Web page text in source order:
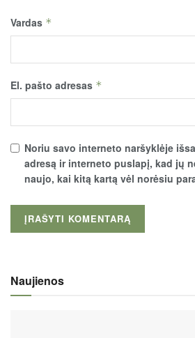
Vardas *
El. pašto adresas *
Noriu savo interneto naršyklėje
adresą ir interneto puslapį, kad jų
naujo, kai kitą kartą vėl norėsiu
Naujienos